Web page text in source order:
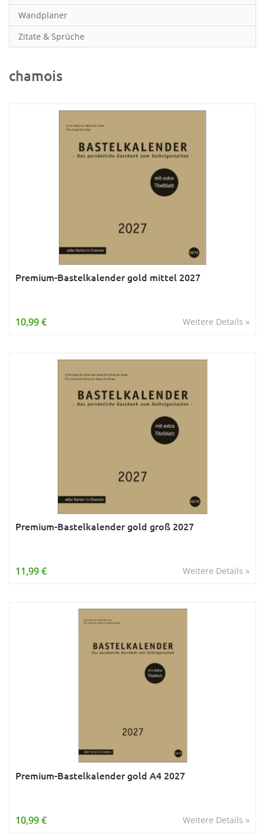
Manga & Animé
Neutrale Kalender
Partner- & Wandplaner
Planung & Organisation
Was ist was
Was ist was; Städte
Young Adult
Wandplaner
Zitate & Sprüche
chamois
Premium-Bastelkalender gold mittel 2027
Weitere Details »
10,99 €
Premium-Bastelkalender gold groß 2027
Weitere Details »
11,99 €
Premium-Bastelkalender gold A4 2027
Weitere Details »
10,99 €